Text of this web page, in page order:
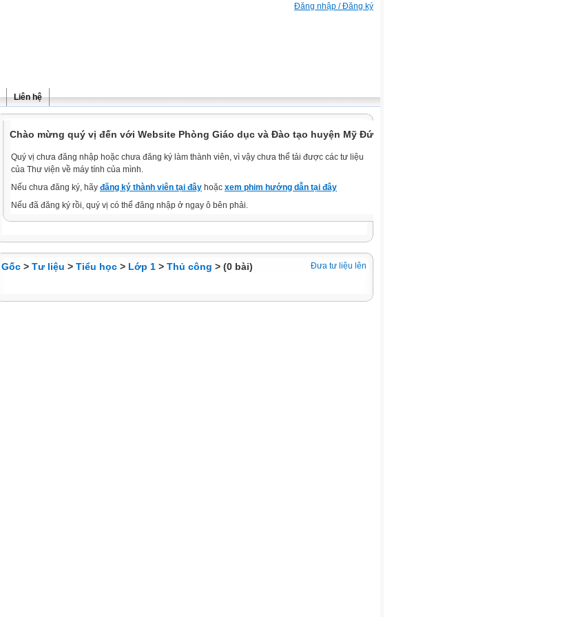
Đăng nhập / Đăng ký
Liên hệ
Chào mừng quý vị đến với Website Phòng Giáo dục và Đào tạo huyện Mỹ Đức.
Quý vị chưa đăng nhập hoặc chưa đăng ký làm thành viên, vì vậy chưa thể tải được các tư liệu
của Thư viện về máy tính của mình.
Nếu chưa đăng ký, hãy đăng ký thành viên tại đây hoặc xem phim hướng dẫn tại đây
Nếu đã đăng ký rồi, quý vị có thể đăng nhập ở ngay ô bên phải.
Đưa tư liệu lên
Gốc > Tư liệu > Tiểu học > Lớp 1 > Thủ công > (0 bài)